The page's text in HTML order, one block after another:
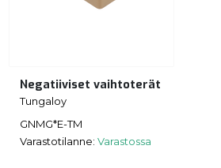
Negatiiviset vaihtoterät
Tungaloy
GNMG*E-TM
Varastotilanne: Varastossa